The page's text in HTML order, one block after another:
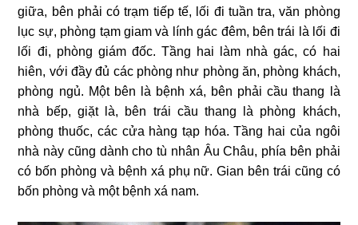
giữa, bên phải có trạm tiếp tế, lối đi tuần tra, văn phòng
lục sự, phòng tạm giam và lính gác đêm, bên trái là lối đi
lối đi, phòng giám đốc. Tầng hai làm nhà gác, có hai
hiên, với đầy đủ các phòng như phòng ăn, phòng khách,
phòng ngủ. Một bên là bệnh xá, bên phải cầu thang là
nhà bếp, giặt là, bên trái cầu thang là phòng khách,
phòng thuốc, các cửa hàng tạp hóa. Tầng hai của ngôi
nhà này cũng dành cho tù nhân Âu Châu, phía bên phải
có bốn phòng và bệnh xá phụ nữ. Gian bên trái cũng có
bốn phòng và một bệnh xá nam.